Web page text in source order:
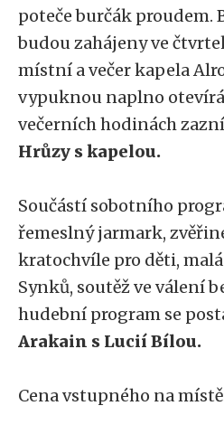
poteče burčák proudem.
budou zahájeny ve
místní a večer kapela
vypuknou naplno
večerních hodinách
Hrůzy s kapelou.
Součástí sobotního
řemeslný jarmark,
kratochvíle pro děti, malá
Synků, soutěž ve válení
hudební program se
Arakain s Lucií Bílou.
Cena vstupného na